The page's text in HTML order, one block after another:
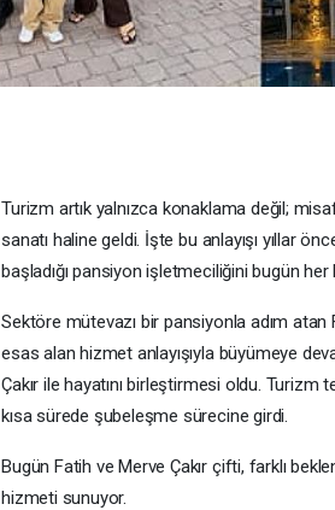
Turizm artık yalnızca konaklama değil;
sanatı haline geldi. İşte bu anlayışı yıllar
başladığı pansiyon işletmeciliğini bugün
Sektöre mütevazı bir pansiyonla adım
esas alan hizmet anlayışıyla büyümeye
Çakır ile hayatını birleştirmesi oldu.
kısa sürede şubeleşme sürecine girdi.
Bugün Fatih ve Merve Çakır çifti, farklı
hizmeti sunuyor.